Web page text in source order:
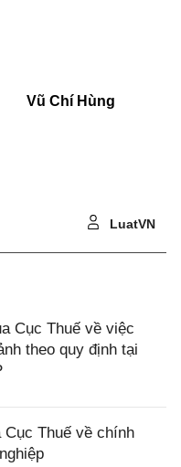
Vũ Chí Hùng
LuatVN
Cục Thuế về việc
theo quy định tại
Cục Thuế về chính